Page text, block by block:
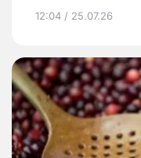
12:04 / 25.07.26